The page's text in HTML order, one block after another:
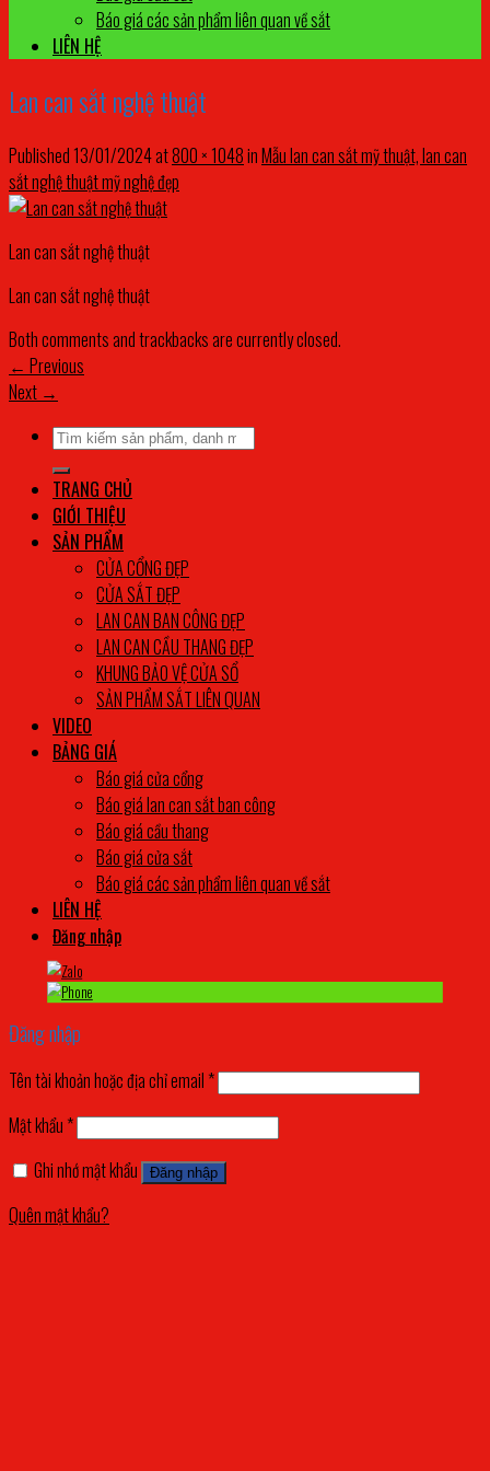
Báo giá các sản phẩm liên quan về sắt
LIÊN HỆ
Lan can sắt nghệ thuật
Published13/01/2024at800 × 1048inMẫu lan can sắt mỹ thuật, lan can
sắt nghệ thuật mỹ nghệ đẹp
Lan can sắt nghệ thuật
Lan can sắt nghệ thuật
Both comments and trackbacks are currently closed.
← Previous
Next →
Tìm
kiếm:
TRANG CHỦ
GIỚI THIỆU
SẢN PHẨM
CỬA CỔNG ĐẸP
CỬA SẮT ĐẸP
LAN CAN BAN CÔNG ĐẸP
LAN CAN CẦU THANG ĐẸP
KHUNG BẢO VỆ CỬA SỔ
SẢN PHẨM SẮT LIÊN QUAN
VIDEO
BẢNG GIÁ
Báo giá cửa cổng
Báo giá lan can sắt ban công
Báo giá cầu thang
Báo giá cửa sắt
Báo giá các sản phẩm liên quan về sắt
LIÊN HỆ
Đăng nhập
Đăng nhập
Tên tài khoản hoặc địa chỉ email *
Mật khẩu *
Ghi nhớ mật khẩu
Đăng nhập
Quên mật khẩu?